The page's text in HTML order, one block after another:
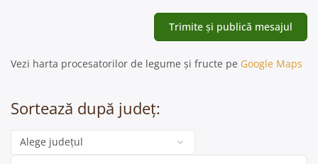
Vezi harta procesatorilor de legume și fructe pe Google Maps
Sortează după județ:
Categorie